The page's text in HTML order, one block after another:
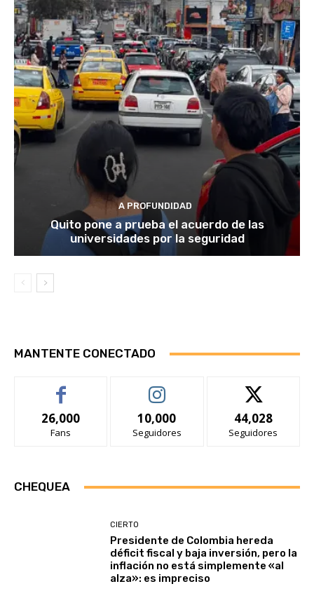
A PROFUNDIDAD
Quito pone a prueba el acuerdo de las
universidades por la seguridad
MANTENTE CONECTADO
26,000
Fans
10,000
Seguidores
44,028
Seguidores
CHEQUEA
CIERTO
Presidente de Colombia hereda
déficit fiscal y baja inversión, pero la
inflación no está simplemente «al
alza»: es impreciso